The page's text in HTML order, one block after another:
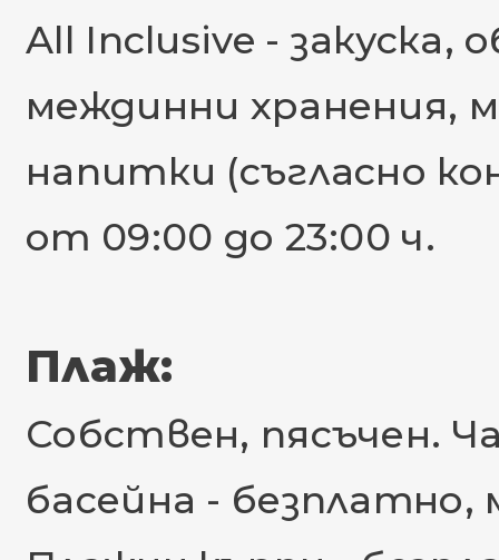
All Inclusive - закуска,
междинни хранения,
напитки (съгласно
от 09:00 до 23:00 ч.
Плаж:
Собствен, пясъчен.
басейна -